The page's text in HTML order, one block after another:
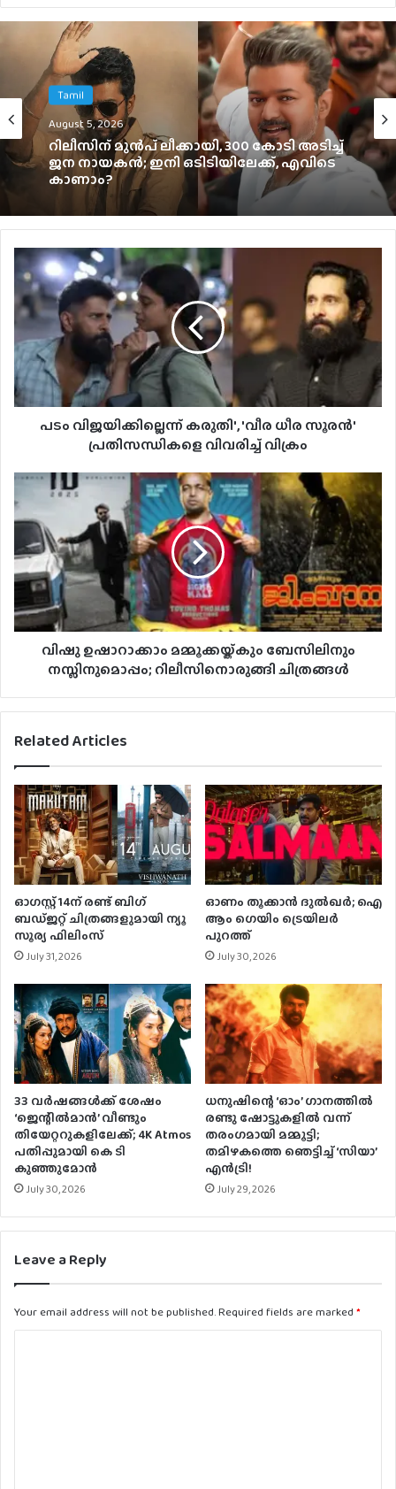
Tamil
August 5, 2026
റിലീസിന് മുൻപ് ലീക്കായി, 300 കോടി അടിച്ച്
ജന നായകൻ; ഇനി ഒടിടിയിലേക്ക്, എവിടെ
Malayalam
August 4, 2026
ഞെട്ടിക്കാൻ ഉർവശിയും ജോജുവും,
‘ആശ’യുടെ പോസ്റ്റർ പുറത്ത്; റിലീസ്
പടം വിജയിക്കില്ലെന്ന് കരുതി', 'വീര ധീര സൂരൻ'
പ്രതിസന്ധികളെ വിവരിച്ച് വിക്രം
വിഷു ഉഷാറാക്കാം മമ്മൂക്കയ്ക്കും ബേസിലിനും
നസ്ലിനുമൊപ്പം; റിലീസിനൊരുങ്ങി ചിത്രങ്ങൾ‌‌
Related Articles
ഓഗസ്റ്റ് 14ന് രണ്ട് ബിഗ്
ബഡ്ജറ്റ് ചിത്രങ്ങളുമായി ന്യൂ
സൂര്യ ഫിലിംസ്
July 31, 2026
ഓണം തൂക്കാന്‍ ദുല്‍ഖര്‍; ഐ
ആം ഗെയിം ട്രെയിലര്‍
പുറത്ത്
July 30, 2026
33 വര്‍ഷങ്ങള്‍ക്ക് ശേഷം
‘ജെന്റില്‍മാന്‍’ വീണ്ടും
തിയേറ്ററുകളിലേക്ക്; 4K Atmos
പതിപ്പുമായി കെ ടി
കുഞ്ഞുമോന്‍
July 30, 2026
ധനുഷിന്റെ ‘ഓം’ ഗാനത്തിൽ
രണ്ടു ഷോട്ടുകളിൽ വന്ന്
തരംഗമായി മമ്മൂട്ടി;
തമിഴകത്തെ ഞെട്ടിച്ച് ‘സിയാ’
എൻട്രി!
July 29, 2026
Leave a Reply
Your email address will not be published.Required fields are marked *